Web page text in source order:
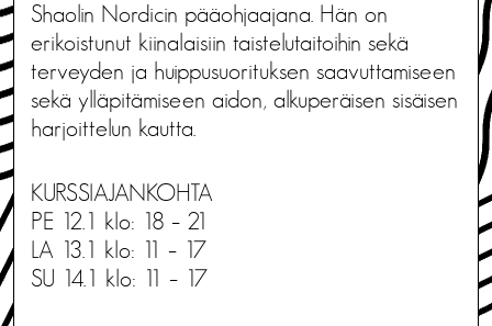
Shaolin Nordicin pääohjaajana. Hän on
erikoistunut kiinalaisiin taistelutaitoihin sekä
terveyden ja huippusuorituksen saavuttamiseen
sekä ylläpitämiseen aidon, alkuperäisen sisäisen
harjoittelun kautta.
KURSSIAJANKOHTA
PE 12.1 klo: 18 – 21
LA 13.1 klo: 11 – 17
SU 14.1 klo: 11 – 17